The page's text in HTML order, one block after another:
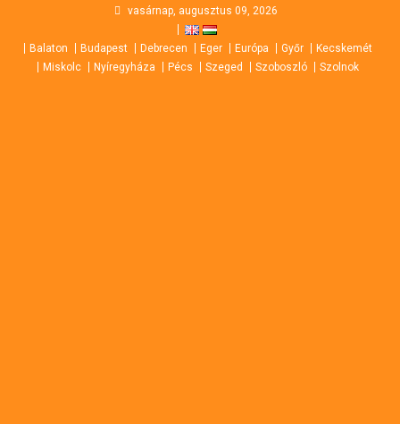
content
vasárnap, augusztus 09, 2026
Balaton Budapest Debrecen Eger Európa Győr
Kecskemét
Miskolc
Nyíregyháza Pécs Szeged Szoboszló Szolnok